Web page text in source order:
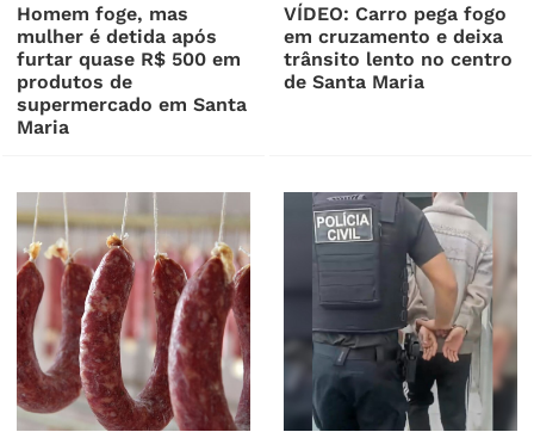
Homem foge, mas
mulher é detida após
furtar quase R$ 500 em
produtos de
supermercado em Santa
Maria
VÍDEO: Carro pega fogo
em cruzamento e deixa
trânsito lento no centro
de Santa Maria